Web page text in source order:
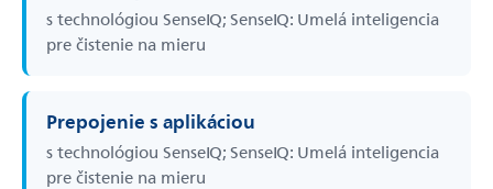
s technológiou SenseIQ; SenseIQ: Umelá inteligencia
pre čistenie na mieru
Prepojenie s aplikáciou
s technológiou SenseIQ; SenseIQ: Umelá inteligencia
pre čistenie na mieru